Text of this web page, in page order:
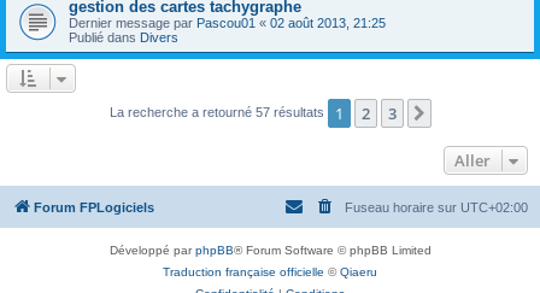
gestion des cartes tachygraphe
Dernier message par Pascou01 « 02 août 2013, 21:25
Publié dans Divers
La recherche a retourné 57 résultats 1 2 3
Aller
Forum FPLogiciels Fuseau horaire sur UTC+02:00
Développé parphpBB® Forum Software © phpBB Limited
Traduction française officielle ©Qiaeru